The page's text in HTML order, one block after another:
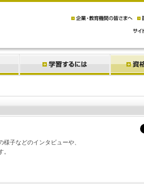
子などのインタビューや、